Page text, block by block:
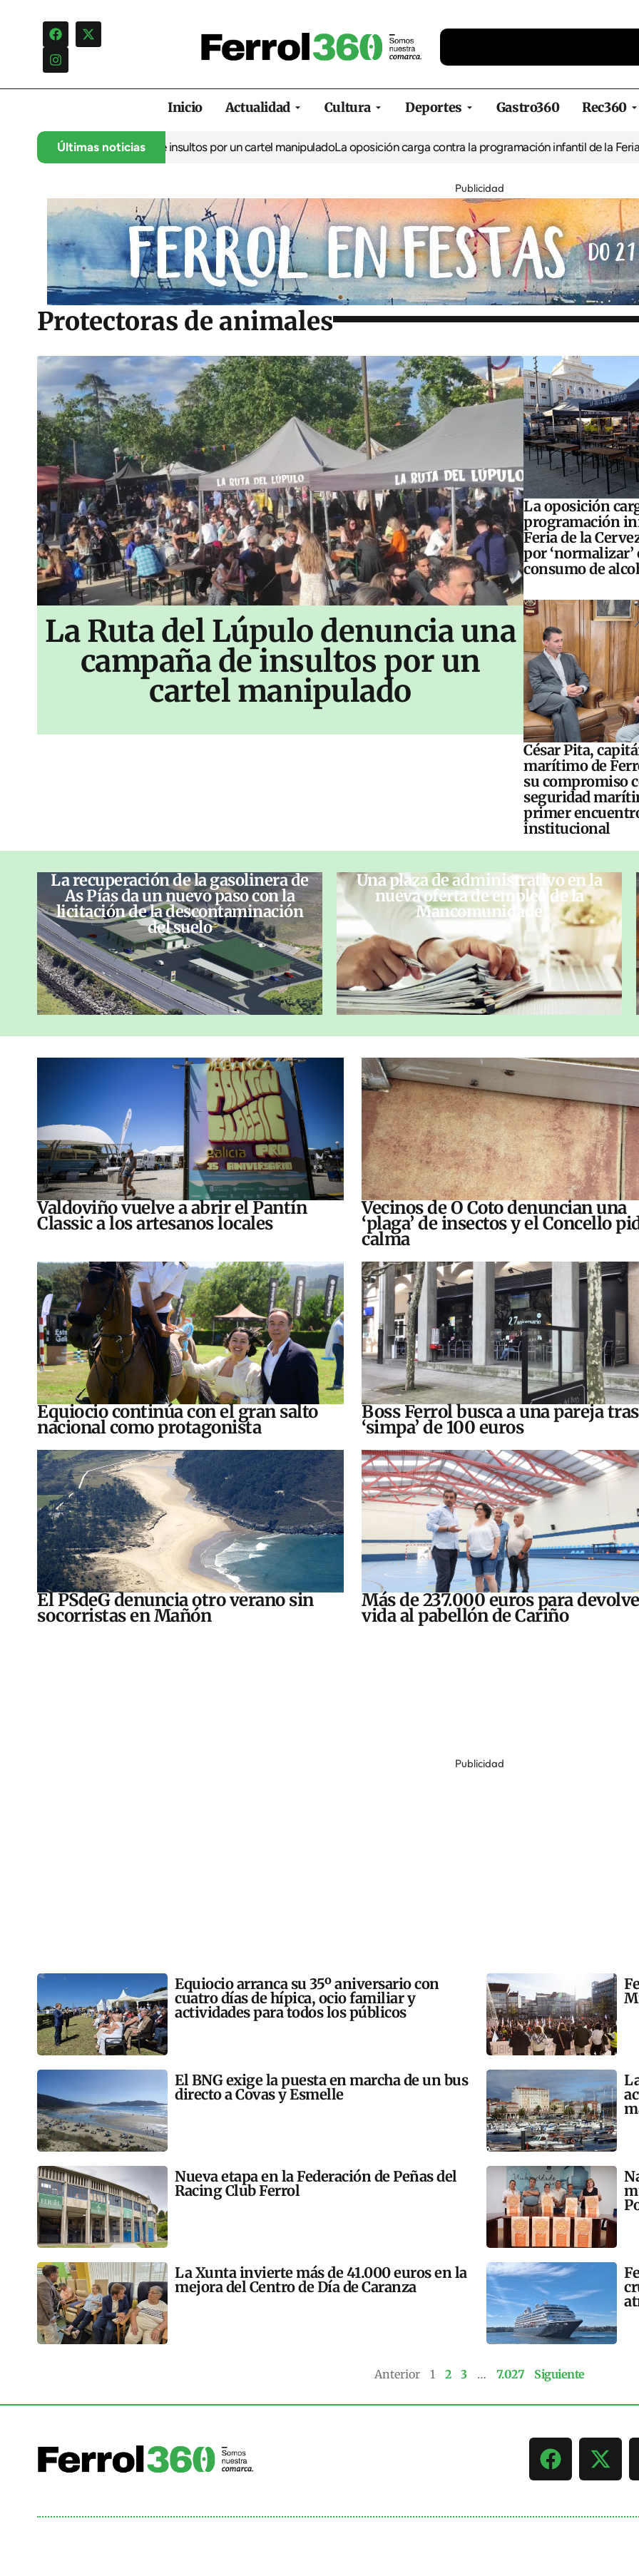
Inicio Actualidad Cultura Deportes Gastro360 Rec360
Últimas noticias
una campaña de insultos por un cartel manipulado La oposición carga contra la programación infantil de la Feria de la
Publicidad
Protectoras de animales
La Ruta del Lúpulo denuncia una
campaña de insultos por un
cartel manipulado
La oposición
programación
Feria de la
por ‘normalizar’
consumo de
César Pita,
marítimo de
su compromiso
seguridad
primer
institucional
La recuperación de la gasolinera de
As Pías da un nuevo paso con la
licitación de la descontaminación
del suelo
Una plaza de administrativo en la
nueva oferta de empleo de la
Mancomunidade
Valdoviño vuelve a abrir el Pantín
Classic a los artesanos locales
Vecinos de O Coto denuncian una
‘plaga’ de insectos y el Concello
calma
Equiocio continúa con el gran salto
nacional como protagonista
Boss Ferrol busca a una pareja
‘simpa’ de 100 euros
El PSdeG denuncia otro verano sin
socorristas en Mañón
Más de 237.000 euros para
vida al pabellón de Cariño
Publicidad
Equiocio arranca su 35º aniversario con
cuatro días de hípica, ocio familiar y
actividades para todos los públicos
El BNG exige la puesta en marcha de un bus
directo a Covas y Esmelle
Nueva etapa en la Federación de Peñas del
Racing Club Ferrol
La Xunta invierte más de 41.000 euros en la
mejora del Centro de Día de Caranza
Anterior 1 2 3 … 7.027 Siguiente